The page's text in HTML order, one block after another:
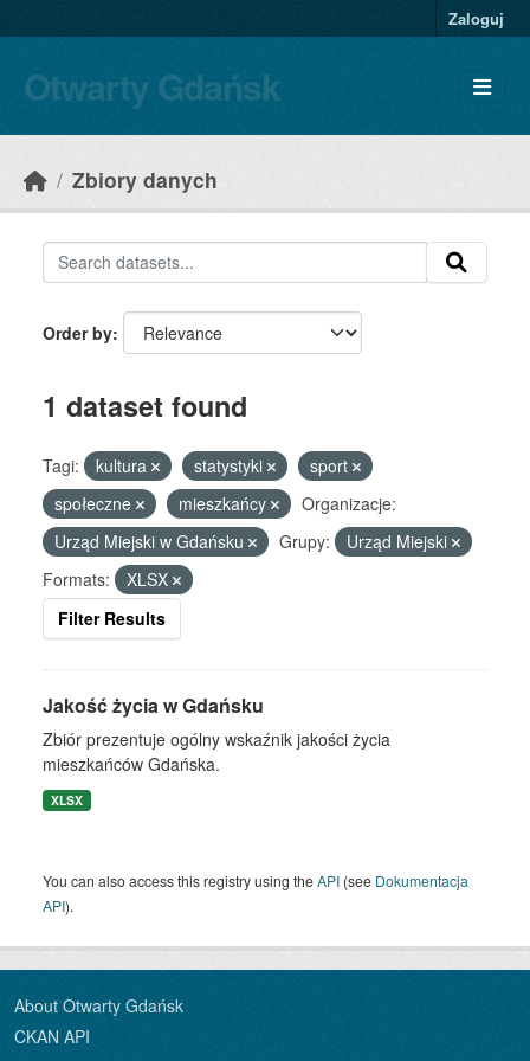
Zaloguj
Otwarty Gdańsk
Zbiory danych
Order by
1 dataset found
Tagi: kultura statystyki
sport
społeczne
mieszkańcy
Organizacje:
Urząd Miejski w Gdańsku
Grupy:
Urząd Miejski
Formats:
XLSX
Filter Results
Jakość życia w Gdańsku
Zbiór prezentuje ogólny wskaźnik jakości życia
mieszkańców Gdańska.
XLSX
You can also access this registry using theAPI (see Dokumentacja
API).
About Otwarty Gdańsk
CKAN API